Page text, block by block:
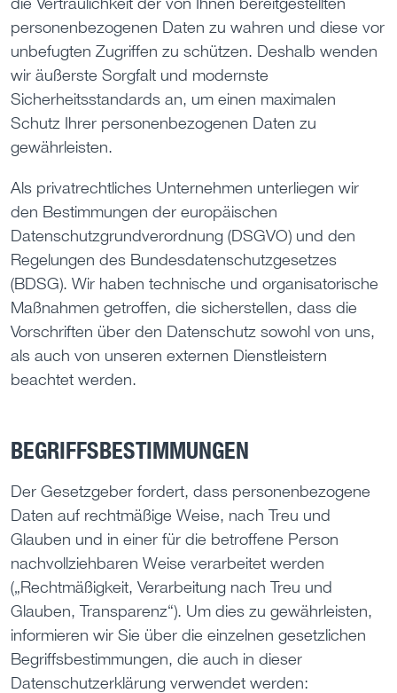
personenbezogenen Daten zu wahren und diese vor
unbefugten Zugriffen zu schützen. Deshalb wenden
wir äußerste Sorgfalt und modernste
Sicherheitsstandards an, um einen maximalen
Schutz Ihrer personenbezogenen Daten zu
gewährleisten.
Als privatrechtliches Unternehmen unterliegen wir
den Bestimmungen der europäischen
Datenschutzgrundverordnung (DSGVO) und den
Regelungen des Bundesdatenschutzgesetzes
(BDSG). Wir haben technische und organisatorische
Maßnahmen getroffen, die sicherstellen, dass die
Vorschriften über den Datenschutz sowohl von uns,
als auch von unseren externen Dienstleistern
beachtet werden.
BEGRIFFSBESTIMMUNGEN
Der Gesetzgeber fordert, dass personenbezogene
Daten auf rechtmäßige Weise, nach Treu und
Glauben und in einer für die betroffene Person
nachvollziehbaren Weise verarbeitet werden
(„Rechtmäßigkeit, Verarbeitung nach Treu und
Glauben, Transparenz“). Um dies zu gewährleisten,
informieren wir Sie über die einzelnen gesetzlichen
Begriffsbestimmungen, die auch in dieser
Datenschutzerklärung verwendet werden: